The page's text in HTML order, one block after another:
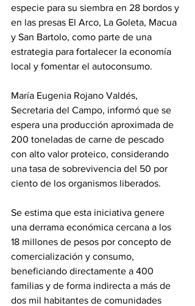
especie para su siembra en 28 bordos y
en las presas El Arco, La Goleta, Macua
y San Bartolo, como parte de una
estrategia para fortalecer la economía
local y fomentar el autoconsumo.
María Eugenia Rojano Valdés,
Secretaria del Campo, informó que se
espera una producción aproximada de
200 toneladas de carne de pescado
con alto valor proteico, considerando
una tasa de sobrevivencia del 50 por
ciento de los organismos liberados.
Se estima que esta iniciativa genere
una derrama económica cercana a los
18 millones de pesos por concepto de
comercialización y consumo,
beneficiando directamente a 400
familias y de forma indirecta a más de
dos mil habitantes de comunidades